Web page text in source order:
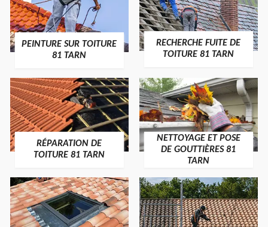
PEINTURE SUR TOITURE
81 TARN
RECHERCHE FUITE DE
TOITURE 81 TARN
RÉPARATION DE
TOITURE 81 TARN
NETTOYAGE ET POSE
DE GOUTTIÈRES 81
TARN